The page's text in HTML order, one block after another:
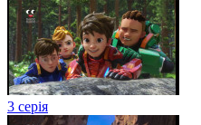
3 серія